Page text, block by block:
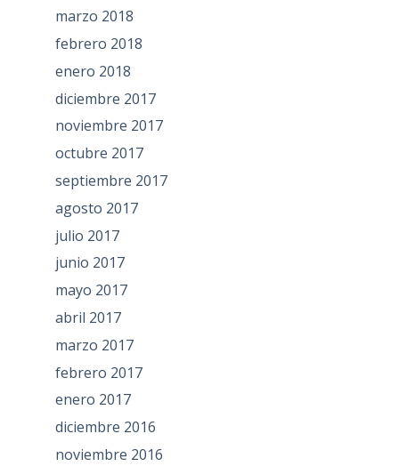
marzo 2018
febrero 2018
enero 2018
diciembre 2017
noviembre 2017
octubre 2017
septiembre 2017
agosto 2017
julio 2017
junio 2017
mayo 2017
abril 2017
marzo 2017
febrero 2017
enero 2017
diciembre 2016
noviembre 2016